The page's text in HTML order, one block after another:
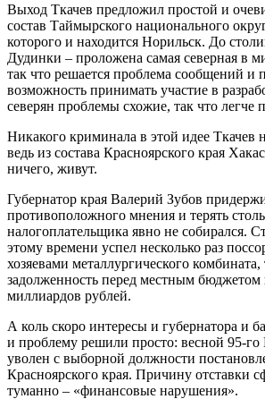
Выход Ткачев предложил простой и
состав Таймырского национального
которого и находится Норильск. До
Дудинки – проложена самая северная в
так что решается проблема сообщений и
возможность принимать участие в
северян проблемы схожие, так что легче
Никакого криминала в этой идее
ведь из состава Красноярского края
ничего, живут.
Губернатор края Валерий Зубов
противоположного мнения и терять
налогоплательщика явно не собирался.
этому времени успел несколько раз
хозяевами металлургического комбината,
задолженность перед местным бюджетом
миллиардов рублей.
А коль скоро интересы и губернатора и
и проблему решили просто: весной 95-
уволен с выборной должности
Красноярского края. Причину отставки
туманно – «финансовые нарушения».